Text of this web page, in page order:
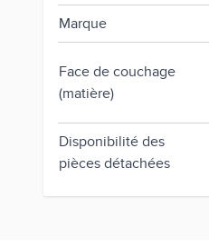
Marque
Face de couchage
(matière)
Disponibilité des
pièces détachées